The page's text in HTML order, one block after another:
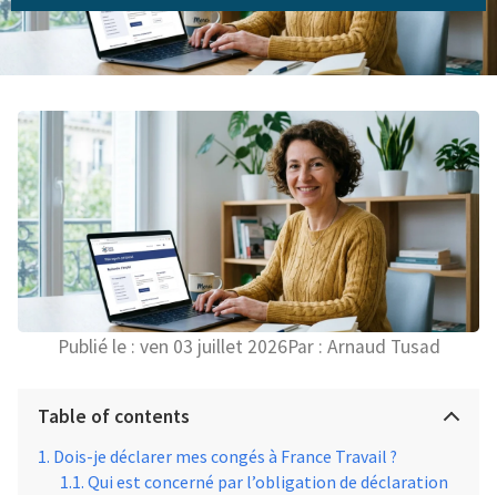
Publié le : ven 03 juillet 2026Par : Arnaud Tusad
Table of contents
Dois-je déclarer mes congés à France Travail ?
Qui est concerné par l’obligation de déclaration